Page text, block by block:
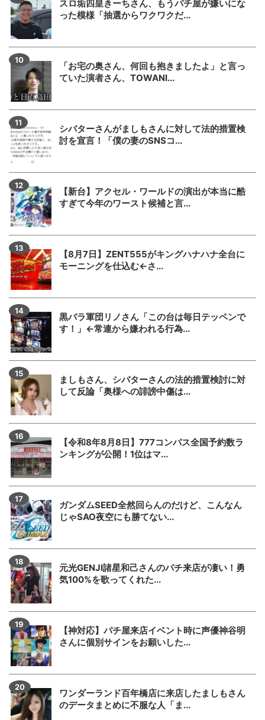
スロ垢四皇きーちさん、もうパチ屋が嫌いにな
った模様「抽選からワクワクだ...
「お宅の奥さん、何回も抱きましたよ」と言っ
ていた演者さん、TOWANI...
シバターさんがましもさんに対して法的措置検
討を宣言！「僕の妻のSNSコ...
【新台】アクセル・ワールドの演出が本当に酷
すぎて今年のワースト候補と言...
【8月7日】ZENT555がキングハナハナ全台に
モーニングを仕込む←さ...
黒バラ軍団リノさん「この台は毎日テッペンで
す！」←常連から嫌われる行為...
ましもさん、シバターさんの法的措置検討に対
して反論「奥様への誹謗中傷は...
【令和8年8月8日】777コンパス全国予約数ラ
ンキングが公開！1位はマ...
ガンダムSEED全然回らんのだけど、こんなん
じゃSAO夜空にも勝てない...
元光GENJI諸星和己さんのパチ来店が凄い！勇
気100%を歌ってくれた...
【神対応】パチ屋来店イベント時に声優神谷明
さんに個別サインをお願いした...
ワンダーランド百年橋店に来店したましもさん
のデータまとめに不服な人「ま...